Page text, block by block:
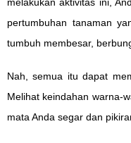
melakukan aktivitas ini,
pertumbuhan tanaman
tumbuh membesar,
Nah, semua itu dapat
Melihat keindahan warna-
mata Anda segar dan